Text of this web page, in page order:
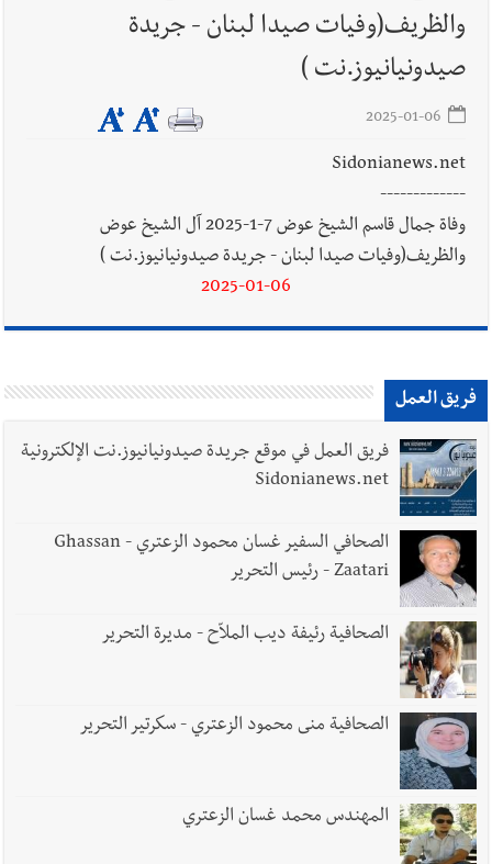
أخبار لبنان إنفجار مرفأ أم إنفجار دولة؟... كيف نحمي لبنان؟
أخبار لبنان
العالم العربي
رجل الاعمال الاماراتي خلف الحبتور : 112 شهيداً
يبقى الشعب الفلسطيني يعيش كل هذا الألم؟ وإلى متى تستمر هذه
المعاناة التي تمزق القلوب والضمائر؟
أخبار العالم
الرئيس الأميركي ترامب يحذّر إيران من ضربة قوية...
وإعلام إيراني: الاتّفاق مع عُمان مؤجّل ما دامت التهديدات مستمرّة
والظريف(وفيات صيدا لبنان - جريدة
صيدونيانيوز.نت )
Sidonianews.net
-------------
وفاة جمال قاسم الشيخ عوض 7-1-2025 آل الشيخ عوض
والظريف(وفيات صيدا لبنان - جريدة صيدونيانيوز.نت )
2025-01-06
فريق العمل
فريق العمل في موقع جريدة صيدونيانيوز.نت الإلكترونية
Sidonianews.net
الصحافي السفير غسان محمود الزعتري - Ghassan
Zaatari - رئيس التحرير
الصحافية رئيفة ديب الملاّح - مديرة التحرير
الصحافية منى محمود الزعتري - سكرتير التحرير
المهندس محمد غسان الزعتري